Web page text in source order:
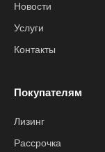
Новости
Услуги
Контакты
Покупателям
Лизинг
Рассрочка